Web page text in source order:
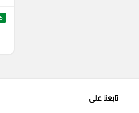
5
تابعنا على